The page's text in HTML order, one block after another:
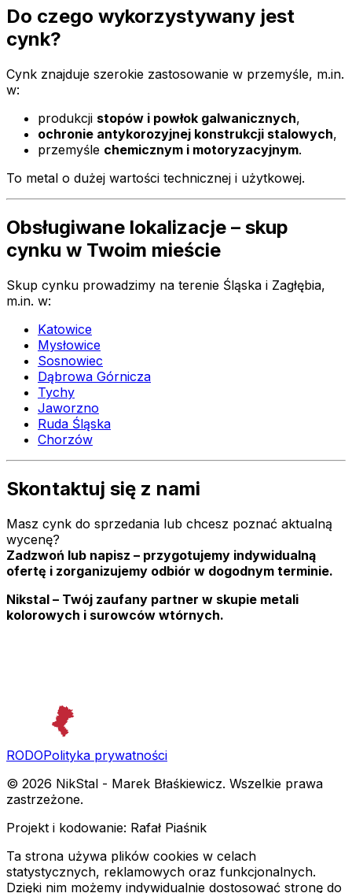
Do czego wykorzystywany jest
cynk?
Cynk znajduje szerokie zastosowanie w przemyśle, m.in.
w:
produkcji stopów i powłok galwanicznych,
ochronie antykorozyjnej konstrukcji stalowych,
przemyśle chemicznym i motoryzacyjnym.
To metal o dużej wartości technicznej i użytkowej.
Obsługiwane lokalizacje – skup
cynku w Twoim mieście
Skup cynku prowadzimy na terenie Śląska i Zagłębia,
m.in. w:
Katowice
Mysłowice
Sosnowiec
Dąbrowa Górnicza
Tychy
Jaworzno
Ruda Śląska
Chorzów
Skontaktuj się z nami
Masz cynk do sprzedania lub chcesz poznać aktualną
wycenę?
Zadzwoń lub napisz – przygotujemy indywidualną
ofertę i zorganizujemy odbiór w dogodnym terminie.
Nikstal – Twój zaufany partner w skupie metali
kolorowych i surowców wtórnych.
RODOPolityka prywatności
© 2026 NikStal - Marek Błaśkiewicz. Wszelkie prawa
zastrzeżone.
Projekt i kodowanie: Rafał Piaśnik
Ta strona używa plików cookies w celach
statystycznych, reklamowych oraz funkcjonalnych.
Dzięki nim możemy indywidualnie dostosować stronę do